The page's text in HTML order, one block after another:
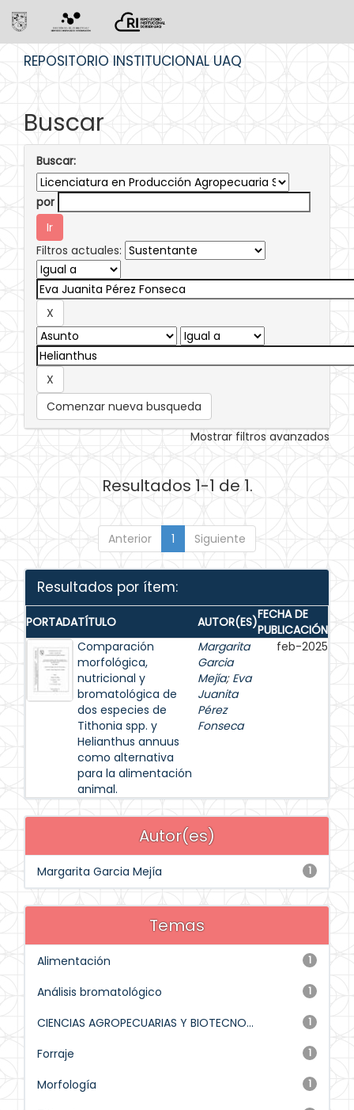
REPOSITORIO INSTITUCIONAL UAQ
Buscar
Buscar:
por
Filtros actuales:
Comenzar nueva busqueda
Mostrar filtros avanzados
Resultados 1-1 de 1.
Anterior 1 Siguiente
Resultados por ítem:
PORTADATÍTULO AUTOR(ES)FECHA DE
PUBLICACIÓN
Comparación
morfológica,
nutricional y
bromatológica de
dos especies de
Tithonia spp. y
Helianthus annuus
como alternativa
para la alimentación
animal.
Margarita
Garcia
Mejía; Eva
Juanita
Pérez
Fonseca
feb-2025
Autor(es)
1
Margarita Garcia Mejía
Temas
1
Alimentación
1
Análisis bromatológico
1
CIENCIAS AGROPECUARIAS Y BIOTECNO...
1
Forraje
1
Morfología